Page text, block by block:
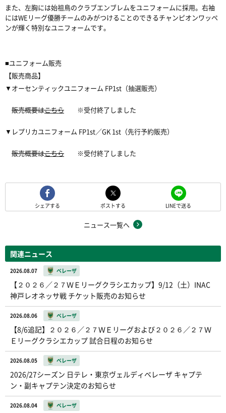
また、左胸には始祖鳥のクラブエンブレムをユニフォームに採用。右袖
にはWEリーグ優勝チームのみがつけることのできるチャンピオンワッペ
ンが輝く特別なユニフォームです。
■ユニフォーム販売
【販売商品】
▼オーセンティックユニフォーム FP1st（抽選販売）
販売概要はこちら ※受付終了しました
▼レプリカユニフォーム FP1st／GK 1st（先行予約販売）
販売概要はこちら ※受付終了しました
シェアする ポストする LINEで送る
ニュース一覧へ
関連ニュース
2026.08.07 ベレーザ
【２０２６／２７ＷＥリーグクラシエカップ】9/12（土）INAC
神戸レオネッサ戦 チケット販売のお知らせ
2026.08.06 ベレーザ
【8/6追記】２０２６／２７ＷＥリーグおよび２０２６／２７Ｗ
Ｅリーグクラシエカップ 試合日程のお知らせ
2026.08.05 ベレーザ
2026/27シーズン 日テレ・東京ヴェルディベレーザ キャプテ
ン・副キャプテン決定のお知らせ
2026.08.04 ベレーザ